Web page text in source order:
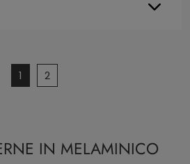
1 2
IN MELAMINICO